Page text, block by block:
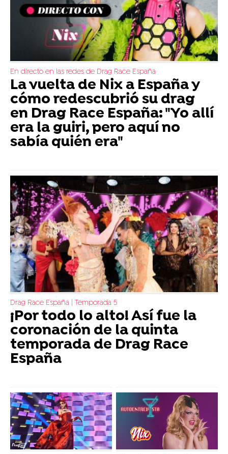
En directo en las redes de Drag Race España
La vuelta de Nix a España y
cómo redescubrió su drag
en Drag Race España: "Yo allí
era la guiri, pero aquí no
sabía quién era"
Drag Race España | Temporada 5
¡Por todo lo alto! Así fue la
coronación de la quinta
temporada de Drag Race
España